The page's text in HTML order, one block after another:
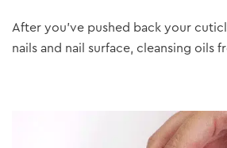
After you’ve pushed back your
nails and nail surface, cleansing oils